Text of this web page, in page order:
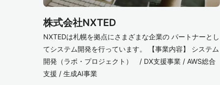
株式会社NXTED
NXTEDは札幌を拠点にさまざまな企業の パートナーとし
てシステム開発を行っています。 【事業内容】 システム
開発（ラボ・プロジェクト） / DX支援事業 / AWS総合
支援 / 生成AI事業